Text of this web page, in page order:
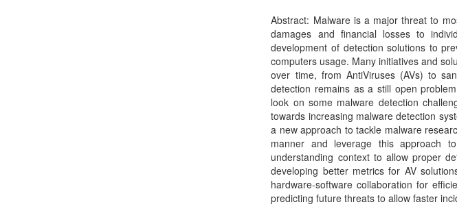
Abstract: Malware is a major threat to
damages and financial losses to
development of detection solutions to
computers usage. Many initiatives and
over time, from AntiViruses (AVs) to
detection remains as a still open
look on some malware detection
towards increasing malware detection
a new approach to tackle malware
manner and leverage this approach
understanding context to allow proper
developing better metrics for AV
hardware-software collaboration for
predicting future threats to allow faster